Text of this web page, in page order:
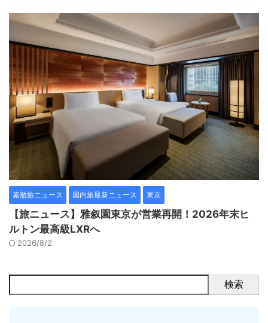
素敵旅ニュース 国内旅最新ニュース 東京
【旅ニュース】雅叙園東京が営業再開！2026年末ヒ
ルトン最高級LXRへ
2026/8/2
検索